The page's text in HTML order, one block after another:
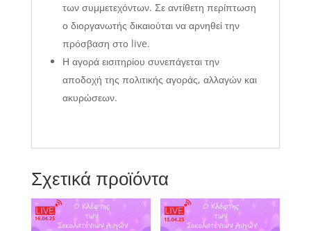
των συμμετεχόντων. Σε αντίθετη περίπτωση
ο διοργανωτής δικαιούται να αρνηθεί την
πρόσβαση στο live.
Η αγορά εισιτηρίου συνεπάγεται την
αποδοχή της πολιτικής αγοράς, αλλαγών και
ακυρώσεων.
Σχετικά προϊόντα